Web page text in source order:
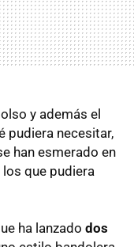
y además el
pudiera necesitar,
han esmerado en
que pudiera
ha lanzado dos